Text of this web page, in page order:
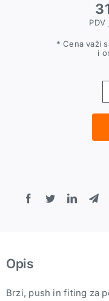
* Cena važi
i
Opis
Brzi, push in fiting za